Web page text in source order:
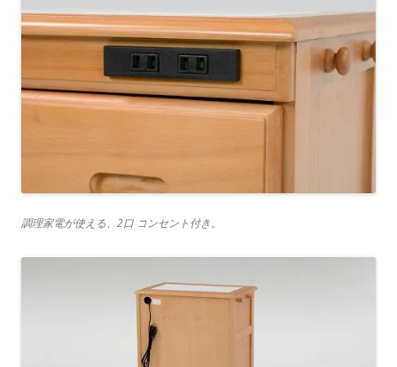
調理家電が使える、2口 コンセント付き。